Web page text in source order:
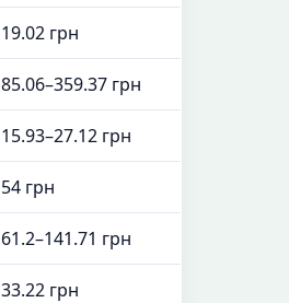
19.02 грн
85.06–359.37 грн
15.93–27.12 грн
54 грн
61.2–141.71 грн
33.22 грн